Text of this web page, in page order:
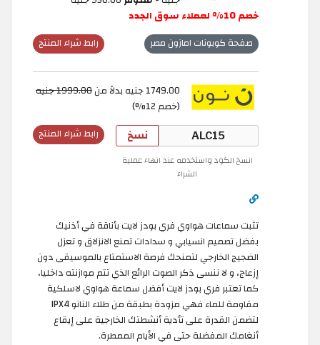
خصم 10% لعملاء سوق الجدد
رابط شراء المنتج صفحة كوبونات امازون مصر
1749.00 جنيه بدلاً من
1999.00 جنيه
(خصم 12%)
رابط شراء المنتج نسخ
انسخ الكود واستخدمه عند انهاء عملية
الشراء
تثبت سماعات هواوي فري بودز لايت بأناقة في أذنيك
بفضل تصميم انسيابي و سدادات تمنع الانزلاق و تعزل
الضجيج الخارجي لتمنحك فرصة الاستمتاع بالموسيقى دون
إزعاج، و لا ننسى ذكر الصوت الرائع الذي تتم موازنته داخليا،
كما تعتبر فري بودز لايت أفضل سماعة هواوي لاسلكية
مقاومة للماء فهي مزودة بطبقة من طلاء النانو IPX4
لتضمن القدرة على تأدية أنشطتك الخارجية على إيقاع
أنغامك المفضلة حتى في الأيام الممطرة.